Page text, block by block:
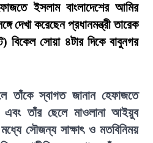
ইসলাম বাংলাদেশের আমির
দেখা করেছেন প্রধানমন্ত্রী তারেক
সোয়া ৪টার দিকে বাবুনগর
তাঁকে স্বাগত জানান হেফাজতে
এবং তাঁর ছেলে মাওলানা আইয়ুব
সৌজন্য সাক্ষাৎ ও মতবিনিময়